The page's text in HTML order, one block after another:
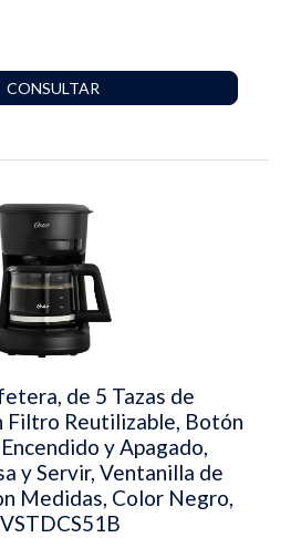
CONSULTAR
de 5 Tazas de
Filtro Reutilizable, Botón
y Apagado,
y Servir, Ventanilla de
Medidas, Color Negro,